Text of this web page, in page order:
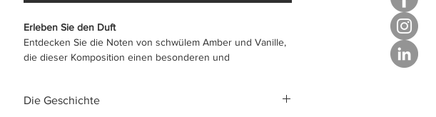
Erleben Sie den Duft
Entdecken Sie die Noten von schwülem Amber und Vanille,
die dieser Komposition einen besonderen und
Die Geschichte